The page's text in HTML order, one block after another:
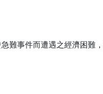
難事件而遭遇之經濟困難，